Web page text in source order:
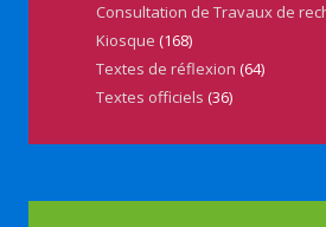
Consultation de Travaux de
Kiosque (168)
Textes de réflexion (64)
Textes officiels (36)